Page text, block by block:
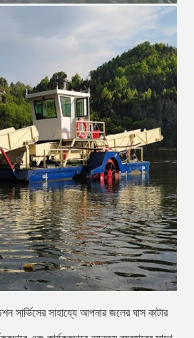
সার্ভিসের সাহায্যে আপনার জলের ঘাস কাটার